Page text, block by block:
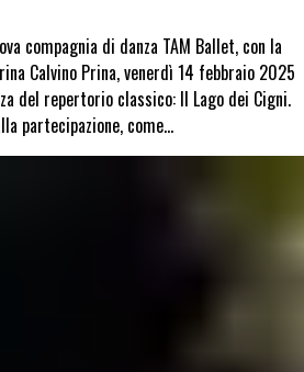
compagnia di danza TAM Ballet, con la
Calvino Prina, venerdì 14 febbraio 2025
del repertorio classico: II Lago dei Cigni.
partecipazione, come…